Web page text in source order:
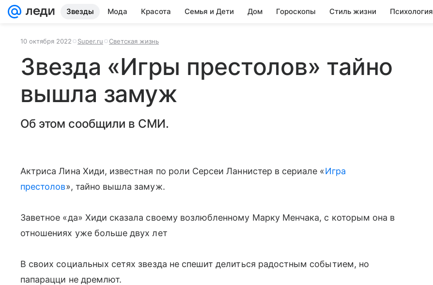
Звезды Мода Красота Семья и Дети Дом Гороскопы Стиль жизни Психология
10 октября 2022 Super.ru Светская жизнь
Звезда «Игры престолов» тайно
вышла замуж
Об этом сообщили в СМИ.
Актриса Лина Хиди, известная по роли Серсеи Ланнистер в сериале «Игра
престолов», тайно вышла замуж.
Заветное «да» Хиди сказала своему возлюбленному Марку Менчака, с которым она в
отношениях уже больше двух лет
В своих социальных сетях звезда не спешит делиться радостным событием, но
папарацци не дремлют.